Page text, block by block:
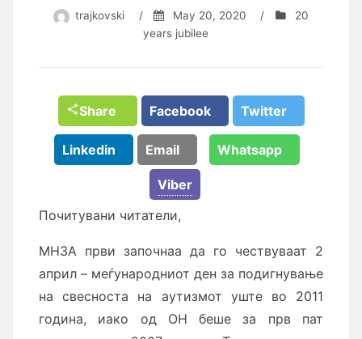
trajkovski / May 20, 2020 /
20
years jubilee
Share Facebook Twitter
Linkedin Email Whatsapp
Viber
Почитувани читатели,
МНЗА први започнаа да го чествуваат 2
април – меѓународниот ден за подигнување
на свесноста на аутизмот уште во 2011
година, иако од ОН беше за прв пат